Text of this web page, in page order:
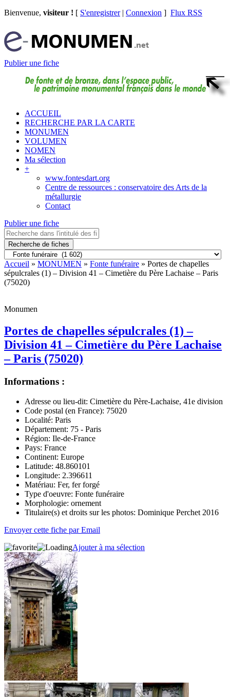
Bienvenue, visiteur ! [ S'enregistrer| Connexion ] Flux RSS
Publier une fiche
ACCUEIL
RECHERCHE PAR LA CARTE
MONUMEN
VOLUMEN
NOMEN
Ma sélection
+
www.fontesdart.org
Centre de ressources : conservatoire des Arts de la
métallurgie
Contact
Publier une fiche
Recherche de fiches
Accueil » MONUMEN » Fonte funéraire » Portes de chapelles
sépulcrales (1) – Division 41 – Cimetière du Père Lachaise – Paris
(75020)
Monumen
Portes de chapelles sépulcrales (1) –
Division 41 – Cimetière du Père Lachaise
– Paris (75020)
Informations :
Adresse ou lieu-dit: Cimetière du Père-Lachaise, 41e division
Code postal (en France): 75020
Localité: Paris
Département: 75 - Paris
Région: Ile-de-France
Pays: France
Continent: Europe
Latitude: 48.860101
Longitude: 2.396611
Matériau: Fer, fer forgé
Type d'oeuvre: Fonte funéraire
Morphologie: ornement
Titulaire(s) et droits sur les photos: Dominique Perchet 2016
Envoyer cette fiche par Email
Ajouter à ma sélection